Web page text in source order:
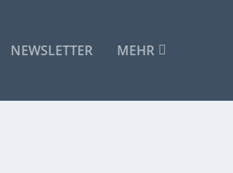
NEWSLETTER MEHR